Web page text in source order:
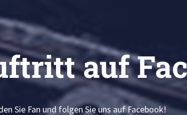
auf
Sie Fan und folgen Sie uns auf Facebook!